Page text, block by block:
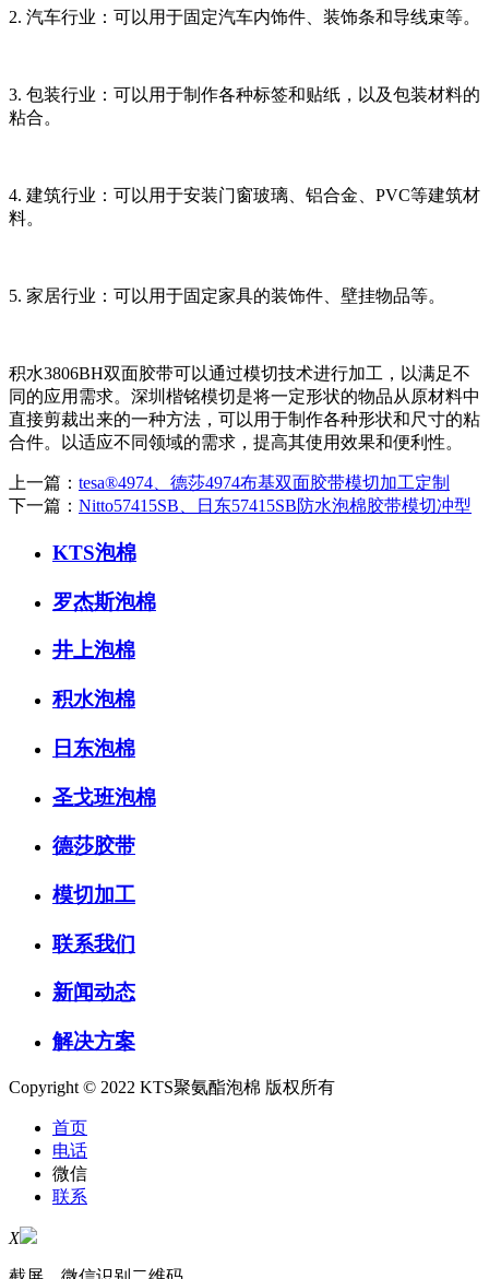
2. 汽车行业：可以用于固定汽车内饰件、装饰条和导线束等。
3. 包装行业：可以用于制作各种标签和贴纸，以及包装材料的
粘合。
4. 建筑行业：可以用于安装门窗玻璃、铝合金、PVC等建筑材
料。
5. 家居行业：可以用于固定家具的装饰件、壁挂物品等。
积水3806BH双面胶带可以通过模切技术进行加工，以满足不
同的应用需求。深圳楷铭模切是将一定形状的物品从原材料中
直接剪裁出来的一种方法，可以用于制作各种形状和尺寸的粘
合件。以适应不同领域的需求，提高其使用效果和便利性。
上一篇： tesa®4974、德莎4974布基双面胶带模切加工定制
下一篇： Nitto57415SB、日东57415SB防水泡棉胶带模切冲型
KTS泡棉
罗杰斯泡棉
井上泡棉
积水泡棉
日东泡棉
圣戈班泡棉
德莎胶带
模切加工
联系我们
新闻动态
解决方案
Copyright © 2022 KTS聚氨酯泡棉 版权所有
首页
电话
微信
联系
X